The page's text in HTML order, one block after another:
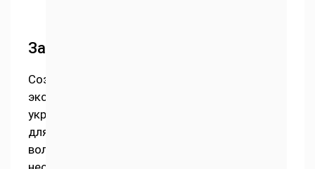
Заколка
Создать
эксклюзивное
украшение
для
волос